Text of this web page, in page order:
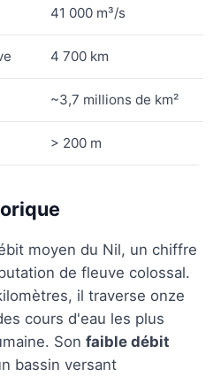
41 000 m³/s
4 700 km
~3,7 millions de km²
> 200 m
moyen du Nil, un chiffre
de fleuve colossal.
il traverse onze
cours d'eau les plus
Son faible débit
bassin versant